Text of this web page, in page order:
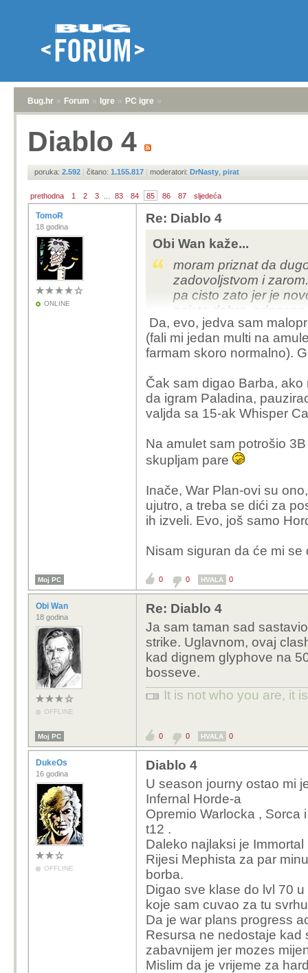
Bug.hr » Forum » Igre » PC igre »
Diablo 4
poruka: 2.592 | čitano: 1.155.817 | moderatori: DrNasty pirat
prethodna 1 2 3 83 84 85 86 87 sljedeća
TomoR
18 godina
ONLINE
Re: Diablo 4
Obi Wan kaže...
moram priznat da
zadovoljstvom i
pa cisto zato jer je
zaista dobre,
negdje izmedu.
naravno, nije sve
sam puta umro jer
zatim tu je situacija
statovi vise nisu
prijasnjih 35 ali i
mephisto fight je
da svaki build mora
postenu sansu da ga
koristit (osim onih
samo je zalosno sto
Da, evo, jedva sam
(fali mi jedan multi na
farmam skoro normalno).
Čak sam digao Barba,
da igram Paladina,
valjda sa 15-ak Whisper
Na amulet sam potrošio
skupljam pare
Inače, War Plan-ovi su
ujutro, a treba se dići za
ih izveli. Evo, još samo
Nisam siguran da će mi
Moj PC 0 0 HVALA 0
Obi Wan
18 godina
OFFLINE
Re: Diablo 4
Ja sam taman sad
strike. Uglavnom, ovaj
kad dignem glyphove na
bosseve.
It is not who you are, it
Moj PC 0 0 HVALA 0
DukeOs
16 godina
OFFLINE
Diablo 4
U season journy ostao mi
Infernal Horde-a
Opremio Warlocka , Sorca
t12 .
Daleko najlaksi je
Rijesi Mephista za par
borba.
Digao sve klase do lvl 70
koje sam cuvao za tu
Da je war plans progress
Resursa ne nedostaje kad
zabavnijem jer mozes
Mislim da je vrijeme za